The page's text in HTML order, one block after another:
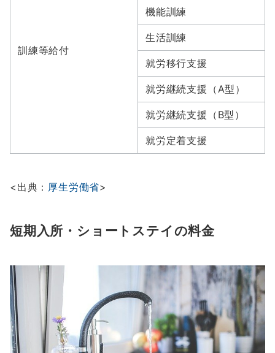
訓練等給付
機能訓練
生活訓練
就労移行支援
就労継続支援（A型）
就労継続支援（B型）
就労定着支援
<出典： 厚生労働省>
短期入所・ショートステイの料金